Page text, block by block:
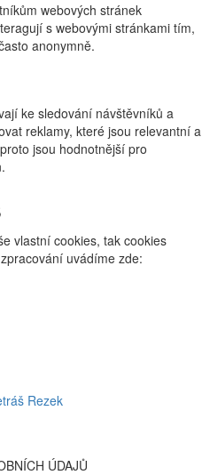
webových stránek
s webovými stránkami tím,
anonymně.
ke sledování návštěvníků a
reklamy, které jsou relevantní a
jsou hodnotnější pro
vlastní cookies, tak cookies
uvádíme zde:
Rezek
ÚDAJŮ